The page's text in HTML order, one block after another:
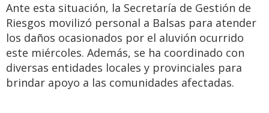
Ante esta situación, la Secretaría de Gestión de
Riesgos movilizó personal a Balsas para atender
los daños ocasionados por el aluvión ocurrido
este miércoles. Además, se ha coordinado con
diversas entidades locales y provinciales para
brindar apoyo a las comunidades afectadas.